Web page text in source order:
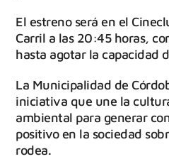
El estreno será en el
Carril a las 20:45 horas,
hasta agotar la capacidad
La Municipalidad de
iniciativa que une la
ambiental para generar
positivo en la sociedad
rodea.